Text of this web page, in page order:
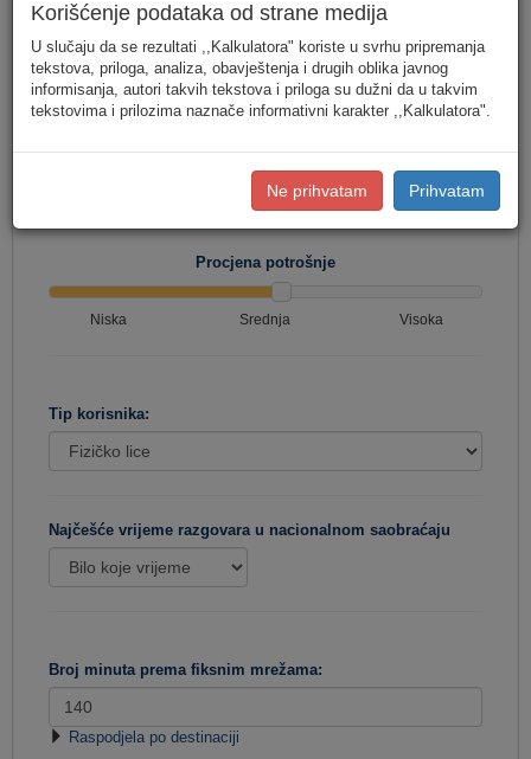
Fiksna telefonija
Jednostavan unos
(Za jednostavan unos raspodjela
korisnika u Crnoj Gori.)
(Za definisanje raspodjele saobraćaja prema
konkretnim destinacijama, koristite detaljan unos potrošnje.)
Procjena potrošnje
Niska Srednja Visoka
Tip korisnika:
Najčešće vrijeme razgovara u nacionalnom saobraćaju
Broj minuta prema fiksnim mrežama:
Raspodjela po destinaciji
Korišćenje podataka od strane medija
U slučaju da se rezultati ,,Kalkulatora" koriste u svrhu pripremanja
tekstova, priloga, analiza, obavještenja i drugih oblika javnog
informisanja, autori takvih tekstova i priloga su dužni da u takvim
tekstovima i prilozima naznače informativni karakter ,,Kalkulatora".
Ne prihvatam Prihvatam